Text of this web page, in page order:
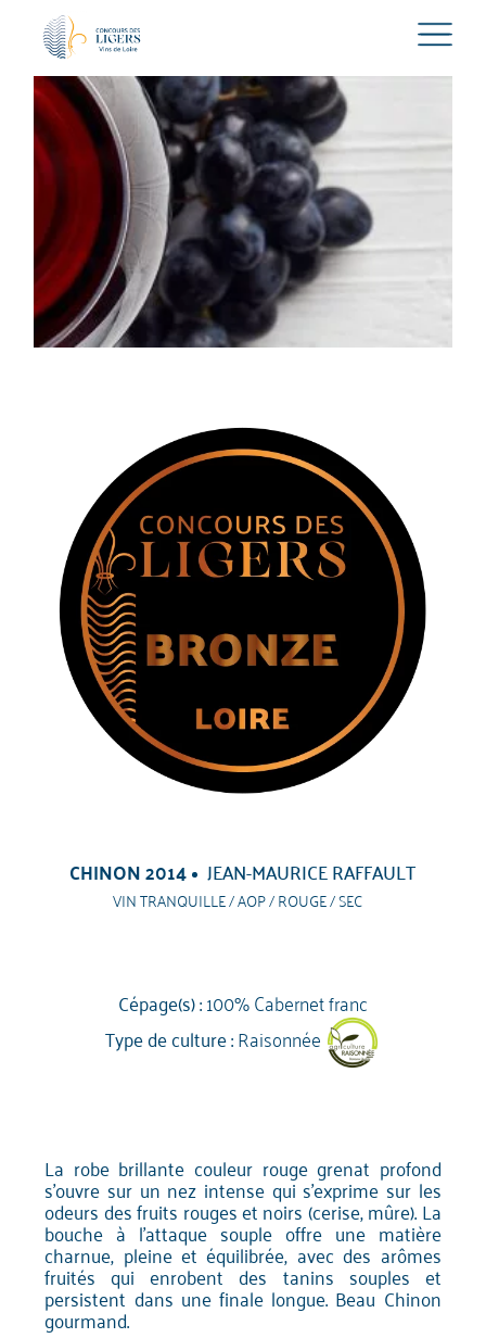
CHINON 2014 JEAN-MAURICE RAFFAULT
VIN TRANQUILLE / AOP / ROUGE / SEC
Cépage(s) :100% Cabernet franc
Type de culture :Raisonnée
La robe brillante couleur rouge grenat profond
s'ouvre sur un nez intense qui s'exprime sur les
odeurs des fruits rouges et noirs (cerise, mûre). La
bouche à l'attaque souple offre une matière
charnue, pleine et équilibrée, avec des arômes
fruités qui enrobent des tanins souples et
persistent dans une finale longue. Beau Chinon
gourmand.